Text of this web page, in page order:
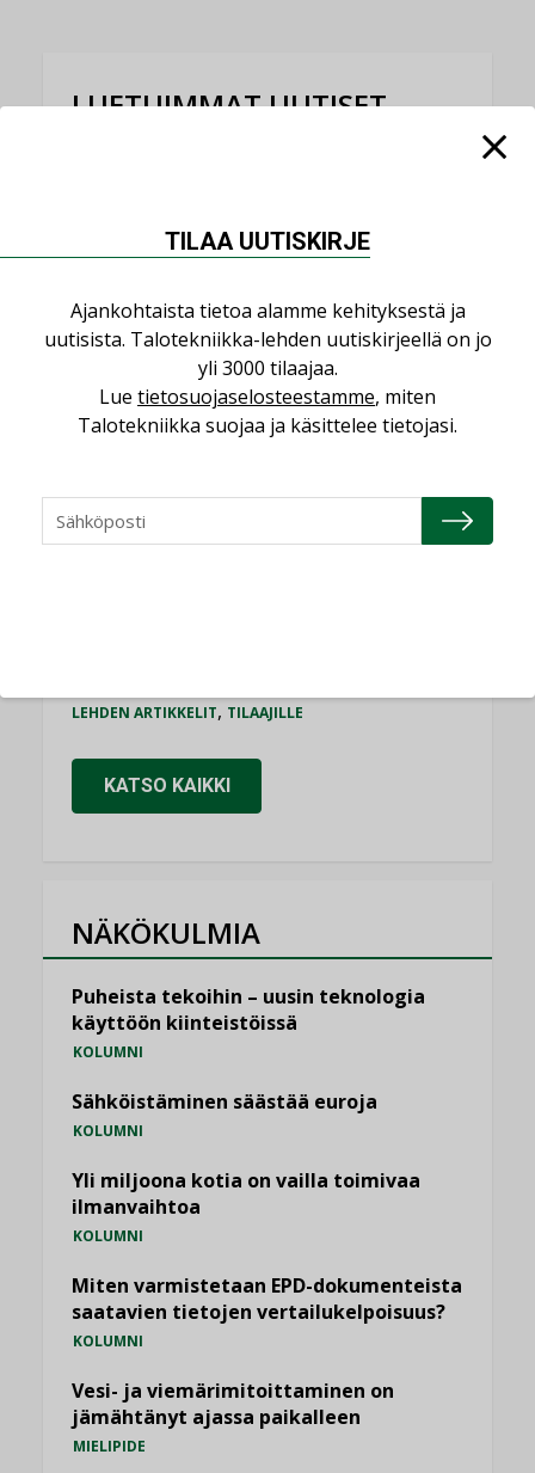
LUETUIMMAT UUTISET
LEHDEN ARTIKKELIT
”Asiakkaat hakevat kumppaneita, jotka
yhdistävät useita teknisiä osaamisalueita
saman katon alle”
AJANKOHTAISTA
erilliset teknologiat tuodaan yhteen”
AJANKOHTAISTA
LEHDEN ARTIKKELIT, TILAAJILLE
KATSO KAIKKI
NÄKÖKULMIA
Puheista tekoihin – uusin teknologia
käyttöön kiinteistöissä
KOLUMNI
Sähköistäminen säästää euroja
KOLUMNI
Yli miljoona kotia on vailla toimivaa
ilmanvaihtoa
KOLUMNI
Miten varmistetaan EPD-dokumenteista
saatavien tietojen vertailukelpoisuus?
KOLUMNI
Vesi- ja viemärimitoittaminen on
jämähtänyt ajassa paikalleen
MIELIPIDE
TILAA UUTISKIRJE
Ajankohtaista tietoa alamme kehityksestä ja
uutisista. Talotekniikka-lehden uutiskirjeellä on jo
yli 3000 tilaajaa.
Lue tietosuojaselosteestamme, miten
Talotekniikka suojaa ja käsittelee tietojasi.